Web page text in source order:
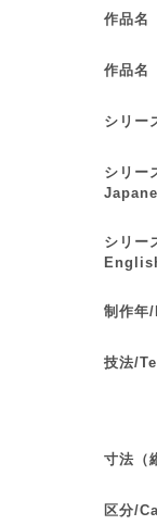
作品名
作品
シリー
シリー
シリー
制作年
技法/
寸法（
区分/